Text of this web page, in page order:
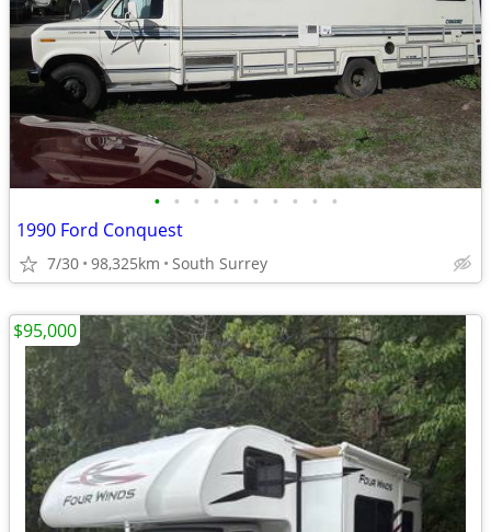
• • • • • • • • • •
1990 Ford Conquest
7/30 98,325km South Surrey
$95,000